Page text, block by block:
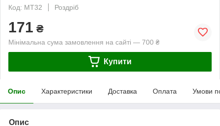
Код: МТ32
Роздріб
171 ₴
Мінімальна сума замовлення на сайті — 700 ₴
Купити
Опис Характеристики Доставка Оплата Умови
Опис